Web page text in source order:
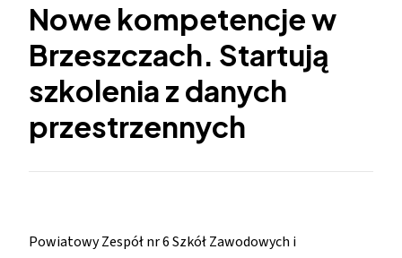
Nowe kompetencje w
Brzeszczach. Startują
szkolenia z danych
przestrzennych
Powiatowy Zespół nr 6 Szkół Zawodowych i